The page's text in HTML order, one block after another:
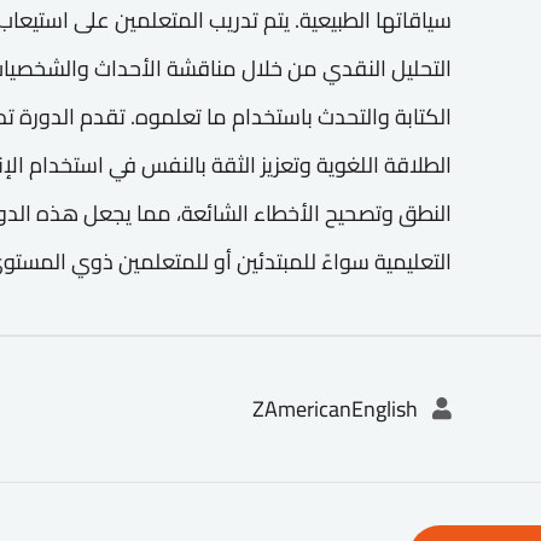
سياقاتها الطبيعية. يتم تدريب المتعلمين على
التحليل النقدي من خلال مناقشة الأحداث
الكتابة والتحدث باستخدام ما تعلموه. تقدم الدورة
الطلاقة اللغوية وتعزيز الثقة بالنفس في استخدام
النطق وتصحيح الأخطاء الشائعة، مما يجعل هذه
التعليمية سواءً للمبتدئين أو للمتعلمين ذوي